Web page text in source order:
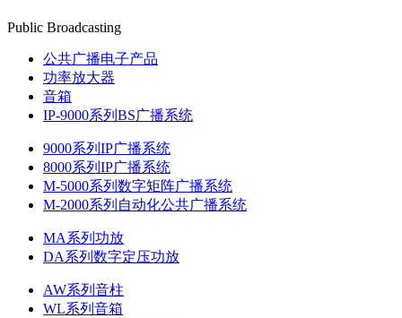
Public Broadcasting
公共广播电子产品
功率放大器
音箱
IP-9000系列BS广播系统
9000系列IP广播系统
8000系列IP广播系统
M-5000系列数字矩阵广播系统
M-2000系列自动化公共广播系统
MA系列功放
DA系列数字定压功放
AW系列音柱
WL系列音箱